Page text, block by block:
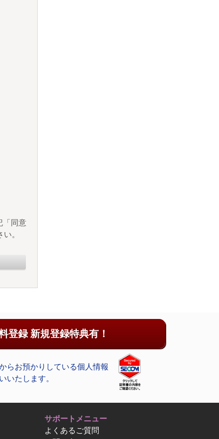
「同意
。
登録 新規登録特典有！
らお預かりしている個人情報
いたします。
サポートメニュー
よくあるご質問